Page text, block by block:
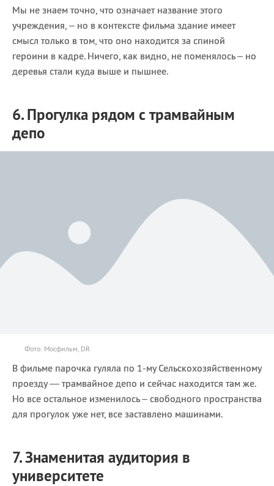
Мы не знаем точно, что означает название этого
учреждения, – но в контексте фильма здание имеет
смысл только в том, что оно находится за спиной
героини в кадре. Ничего, как видно, не поменялось – но
деревья стали куда выше и пышнее.
6. Прогулка рядом с трамвайным
депо
Фото: Мосфильм, DR
В фильме парочка гуляла по 1-му Сельскохозяйственному
проезду — трамвайное депо и сейчас находится там же.
Но все остальное изменилось – свободного пространства
для прогулок уже нет, все заставлено машинами.
7. Знаменитая аудитория в
университете